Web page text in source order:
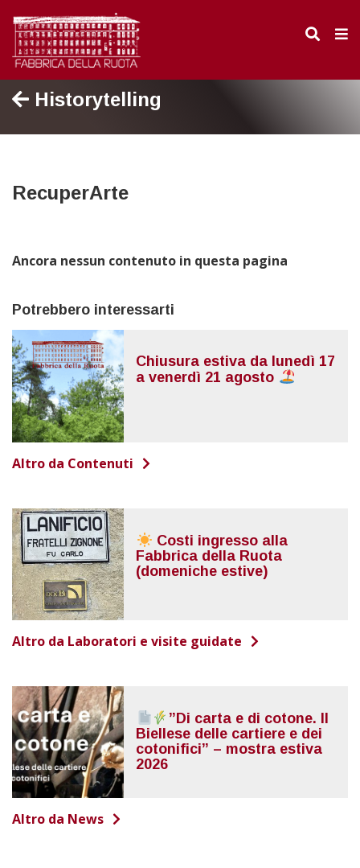
Historytelling
RecuperArte
Ancora nessun contenuto in questa pagina
Potrebbero interessarti
Chiusura estiva da lunedì 17
a venerdì 21 agosto
Altro da Contenuti
Costi ingresso alla
Fabbrica della Ruota
(domeniche estive)
Altro da Laboratori e visite guidate
”Di carta e di cotone. Il
Biellese delle cartiere e dei
cotonifici” – mostra estiva
2026
Altro da News